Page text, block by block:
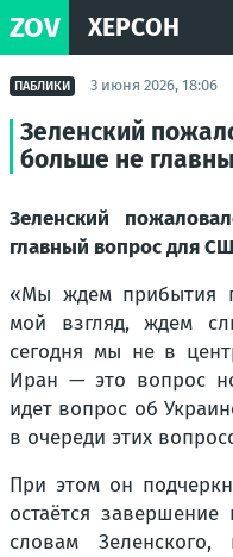
ZOV ХЕРСОН
ПАБЛИКИ 3 июня 2026, 18:06
Зеленский
больше не
Зеленский
главный вопрос для
«Мы ждем прибытия
мой взгляд, ждем
сегодня мы не в
Иран — это вопрос
идет вопрос об
в очереди этих
При этом он
остаётся
словам